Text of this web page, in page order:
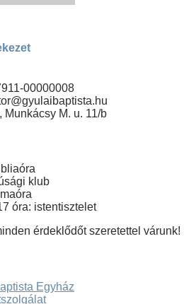
00000008
Munkácsy M. u. 11/b
klub
óra: istentisztelet
érdeklődőt szeretettel várunk!
Egyház